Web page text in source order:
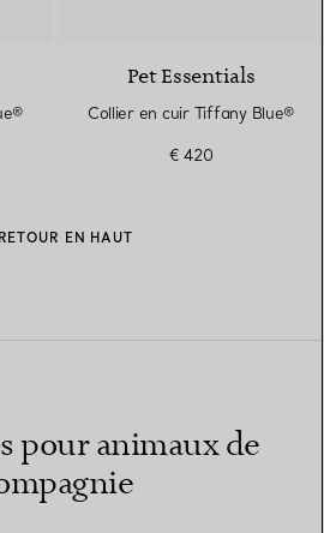
Pet Essentials
Collier en cuir Tiffany Blue®
€ 420
RETOUR EN HAUT
pour animaux de